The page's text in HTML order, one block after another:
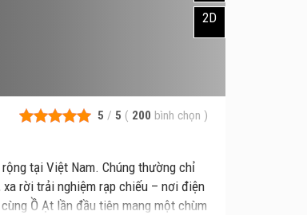
5 / 5 ( 200 bình chọn )
tại Việt Nam. Chúng thường chỉ
rời trải nghiệm rạp chiếu – nơi điện
Ồ Ạt lần đầu tiên mang một chùm
2D